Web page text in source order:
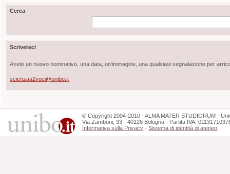
Cerca
Scriveteci
Avete un nuovo nominativo, una data, un'immagine, una qualsiasi segnalazione per
scienzaa2voci@unibo.it
©Copyright 2004-2010 - ALMA MATER STUDIORUM -
Via Zamboni, 33 - 40126 Bologna - Partita IVA:
Informativa sulla Privacy -Sistema di identità di ateneo